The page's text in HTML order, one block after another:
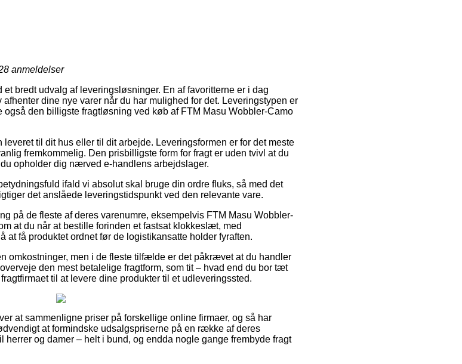
anmeldelser
bredt udvalg af leveringsløsninger. En af favoritterne er i dag
dine nye varer når du har mulighed for det. Leveringstypen er
den billigste fragtløsning ved køb af FTM Masu Wobbler-Camo
til dit hus eller til dit arbejde. Leveringsformen er for det meste
fremkommelig. Den prisbilligste form for fragt er uden tvivl at du
opholder dig nærved e-handlens arbejdslager.
ifald vi absolut skal bruge din ordre fluks, så med det
det anslåede leveringstidspunkt ved den relevante vare.
på de fleste af deres varenumre, eksempelvis FTM Masu Wobbler-
at du når at bestille forinden et fastsat klokkeslæt, med
at få produktet ordnet før de logistikansatte holder fyraften.
omkostninger, men i de fleste tilfælde er det påkrævet at du handler
den mest betalelige fragtform, som tit – hvad end du bor tæt
til at levere dine produkter til et udleveringssted.
at sammenligne priser på forskellige online firmaer, og så har
at formindske udsalgspriserne på en række af deres
herrer og damer – helt i bund, og endda nogle gange frembyde fragt